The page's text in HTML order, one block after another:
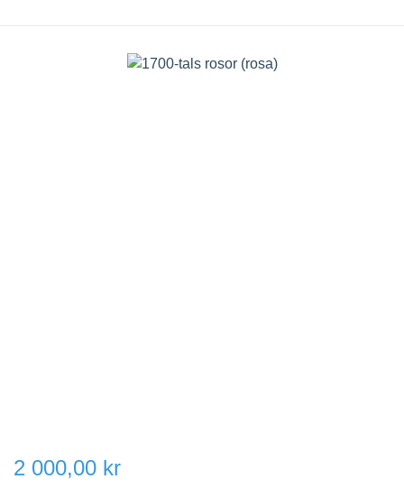
2 000,00 kr